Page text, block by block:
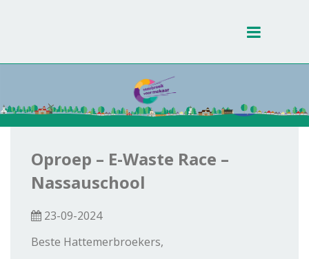
Toggle
Oproep – E-Waste Race –
Nassauschool
23-09-2024
Beste Hattemerbroekers,